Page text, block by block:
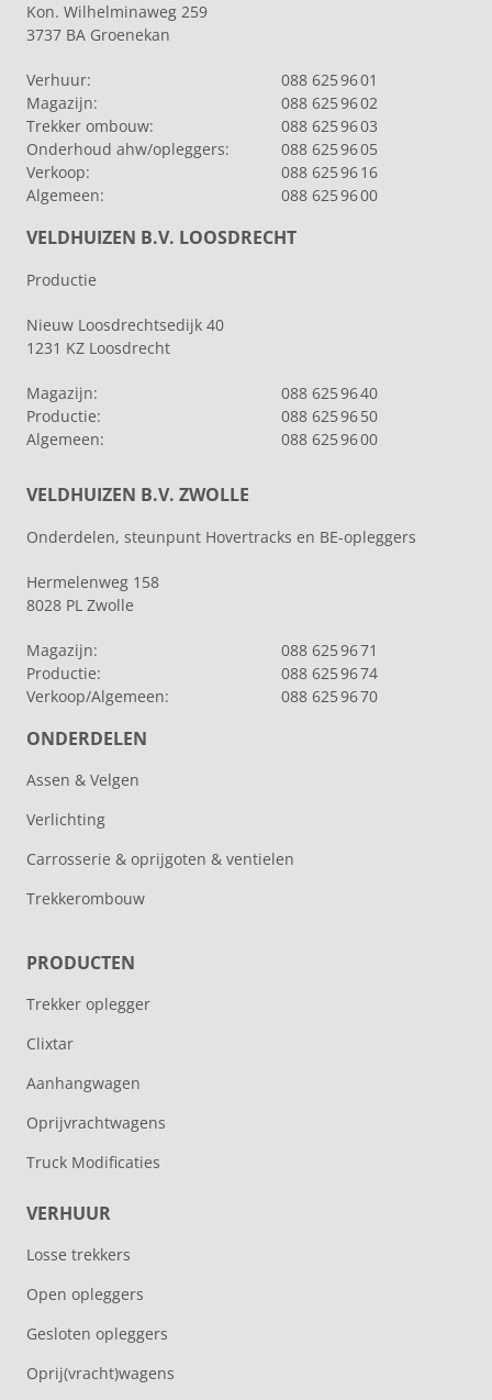
Kon. Wilhelminaweg 259
3737 BA Groenekan
Verhuur:
088 625 96 01
Magazijn:
088 625 96 02
Trekker ombouw:
088 625 96 03
Onderhoud ahw/opleggers:
088 625 96 05
Verkoop:
088 625 96 16
Algemeen:
088 625 96 00
VELDHUIZEN B.V. LOOSDRECHT
Productie
Nieuw Loosdrechtsedijk 40
1231 KZ Loosdrecht
Magazijn:
088 625 96 40
Productie:
088 625 96 50
Algemeen:
088 625 96 00
VELDHUIZEN B.V. ZWOLLE
Onderdelen, steunpunt Hovertracks en BE-opleggers
Hermelenweg 158
8028 PL Zwolle
Magazijn:
088 625 96 71
Productie:
088 625 96 74
Verkoop/Algemeen:
088 625 96 70
ONDERDELEN
Assen & Velgen
Verlichting
Carrosserie & oprijgoten & ventielen
Trekkerombouw
PRODUCTEN
Trekker oplegger
Clixtar
Aanhangwagen
Oprijvrachtwagens
Truck Modificaties
VERHUUR
Losse trekkers
Open opleggers
Gesloten opleggers
Oprij(vracht)wagens